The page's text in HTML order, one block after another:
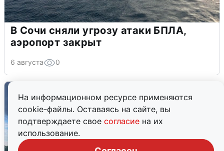
На информационном ресурсе применяются
cookie-файлы. Оставаясь на сайте, вы
подтверждаете свое согласие на их
использование.
В Сочи сняли угрозу атаки БПЛА,
аэропорт закрыт
6 августа 0